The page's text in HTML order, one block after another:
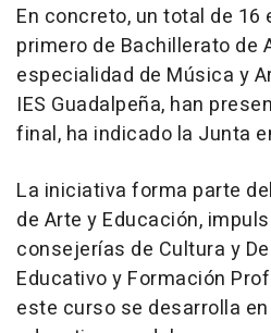
En concreto, un total de
primero de Bachillerato de
especialidad de Música y
IES Guadalpeña, han
final, ha indicado la Junta
La iniciativa forma parte
de Arte y Educación,
consejerías de Cultura y
Educativo y Formación
este curso se desarrolla